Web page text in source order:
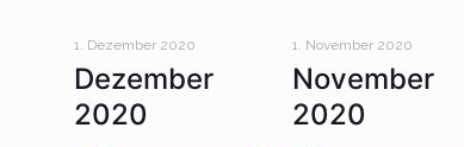
1. Dezember 2020
Dezember
2020
1. November 2020
November
2020